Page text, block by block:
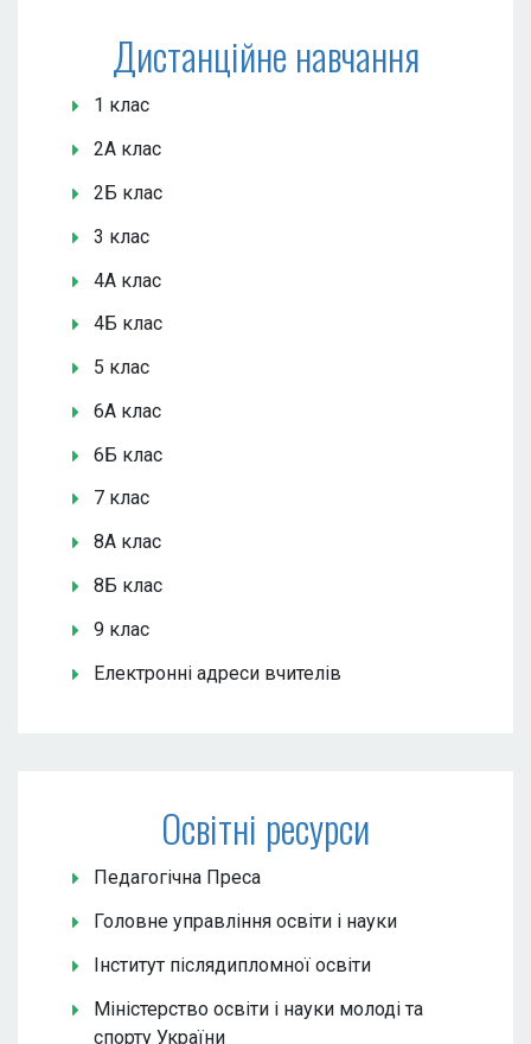
Дистанційне навчання
1 клас
2А клас
2Б клас
3 клас
4А клас
4Б клас
5 клас
6А клас
6Б клас
7 клас
8А клас
8Б клас
9 клас
Електронні адреси вчителів
Освітні ресурси
Педагогічна Преса
Головне управління освіти і науки
Інститут післядипломної освіти
Міністерство освіти і науки молоді та
спорту України